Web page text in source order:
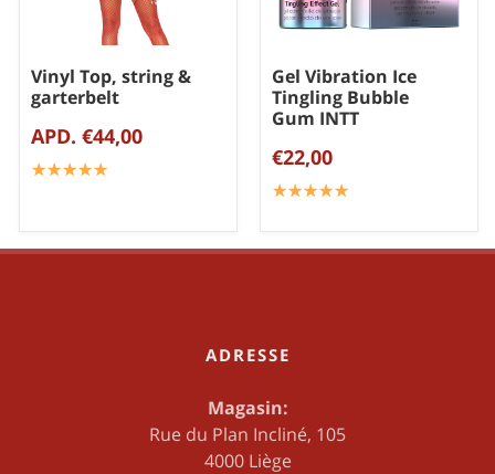
Vinyl Top, string &
garterbelt
APD. €44,00
☆☆☆☆☆
★★★★★
Gel Vibration Ice
Tingling Bubble
Gum INTT
€22,00
☆☆☆☆☆
★★★★★
ADRESSE
Magasin:
Rue du Plan Incliné, 105
4000 Liège